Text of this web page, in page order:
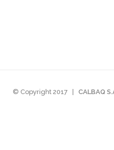
© Copyright 2017 CALBAQ